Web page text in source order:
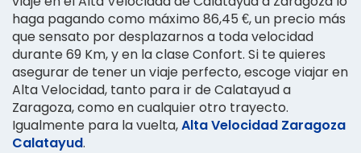
haga pagando como máximo 86,45 €, un precio más
que sensato por desplazarnos a toda velocidad
durante 69 Km, y en la clase Confort. Si te quieres
asegurar de tener un viaje perfecto, escoge viajar en
Alta Velocidad, tanto para ir de Calatayud a
Zaragoza, como en cualquier otro trayecto.
Igualmente para la vuelta,Alta Velocidad Zaragoza
Calatayud.